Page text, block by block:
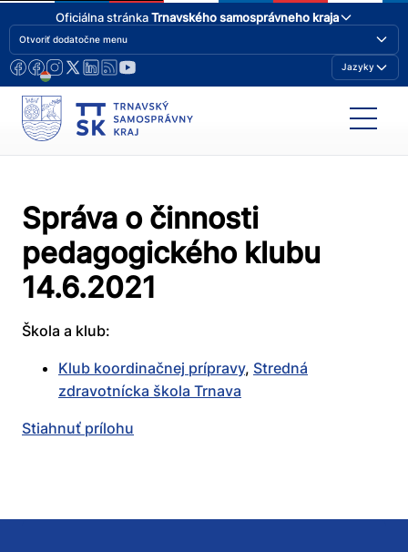
Oficiálna stránkaTrnavského samosprávneho kraja
Otvoriť dodatočne menu
Jazyky
Správa o činnosti
pedagogického klubu
14.6.2021
Škola a klub:
Klub koordinačnej prípravy, Stredná
zdravotnícka škola Trnava
Stiahnuť prílohu